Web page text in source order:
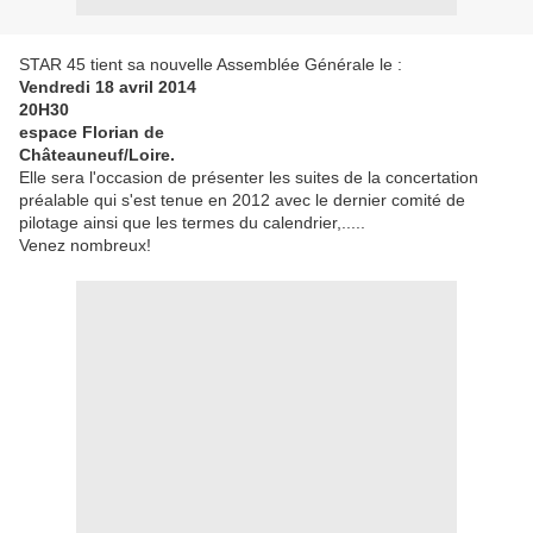
STAR 45 tient sa nouvelle Assemblée Générale le :
Vendredi 18 avril 2014
20H30
espace Florian de
Châteauneuf/Loire.
Elle sera l'occasion de présenter les suites de la concertation
préalable qui s'est tenue en 2012 avec le dernier comité de
pilotage ainsi que les termes du calendrier,.....
Venez nombreux!